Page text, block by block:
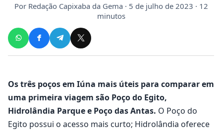
Por Redação Capixaba da Gema· 5 de julho de 2023 · 12
minutos
Os três poços em Iúna mais úteis para comparar em
uma primeira viagem são Poço do Egito,
Hidrolândia Parque e Poço das Antas. O Poço do
Egito possui o acesso mais curto; Hidrolândia oferece